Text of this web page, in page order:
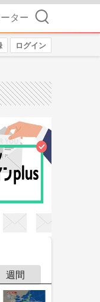
ター 検索
ログイン
週間